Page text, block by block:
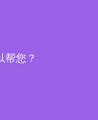
帮您？